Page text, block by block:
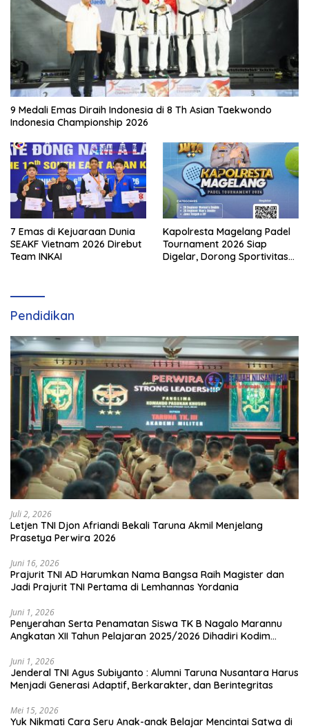
9 Medali Emas Diraih Indonesia di 8 Th Asian Taekwondo
Indonesia Championship 2026
7 Emas di Kejuaraan Dunia
SEAKF Vietnam 2026 Direbut
Team INKAI
Kapolresta Magelang Padel
Tournament 2026 Siap
Digelar, Dorong Sportivitas
Pendidikan
Juli 2, 2026
Letjen TNI Djon Afriandi Bekali Taruna Akmil Menjelang
Prasetya Perwira 2026
Juni 16, 2026
Prajurit TNI AD Harumkan Nama Bangsa Raih Magister dan
Jadi Prajurit TNI Pertama di Lemhannas Yordania
Juni 1, 2026
Penyerahan Serta Penamatan Siswa TK B Nagalo Marannu
Angkatan XII Tahun Pelajaran 2025/2026 Dihadiri Kodim
Juni 1, 2026
Jenderal TNI Agus Subiyanto : Alumni Taruna Nusantara Harus
Menjadi Generasi Adaptif, Berkarakter, dan Berintegritas
Mei 15, 2026
Yuk Nikmati Cara Seru Anak-anak Belajar Mencintai Satwa di